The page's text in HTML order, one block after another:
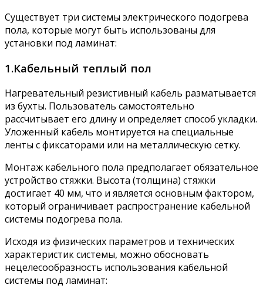
Существует три системы электрического подогрева
пола, которые могут быть использованы для
установки под ламинат:
1.Кабельный теплый пол
Нагревательный резистивный кабель разматывается
из бухты. Пользователь самостоятельно
рассчитывает его длину и определяет способ укладки.
Уложенный кабель монтируется на специальные
ленты с фиксаторами или на металлическую сетку.
Монтаж кабельного пола предполагает обязательное
устройство стяжки. Высота (толщина) стяжки
достигает 40 мм, что и является основным фактором,
который ограничивает распространение кабельной
системы подогрева пола.
Исходя из физических параметров и технических
характеристик системы, можно обосновать
нецелесообразность использования кабельной
системы под ламинат: